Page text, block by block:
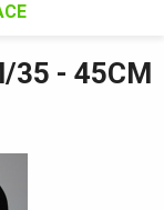
35 - 45CM